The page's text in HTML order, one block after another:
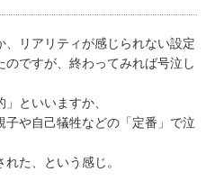
リアリティが感じられない設定
ですが、終わってみれば号泣し
といいますか、
や自己犠牲などの「定番」で泣
た、という感じ。